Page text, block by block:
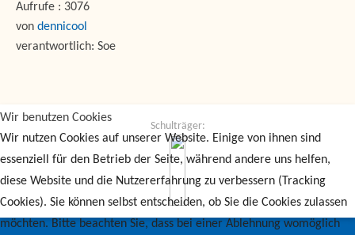
Aufrufe : 3076
von dennicool
verantwortlich: Soe
Schulträger:
Wir benutzen Cookies
Wir nutzen Cookies auf unserer Website. Einige von ihnen sind
essenziell für den Betrieb der Seite, während andere uns helfen,
diese Website und die Nutzererfahrung zu verbessern (Tracking
Cookies). Sie können selbst entscheiden, ob Sie die Cookies zulassen
möchten. Bitte beachten Sie, dass bei einer Ablehnung womöglich